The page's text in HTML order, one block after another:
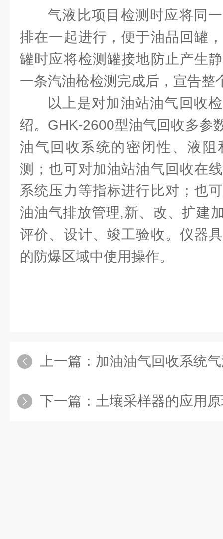
气液比项目检测时应将同
排在一起进行，便于油品回罐
罐时应将检测罐接地防止产生
一条汽油枪检测完成后，宣告整
以上是对加油站油气回收
绍。GHK-2600型油气回收多参
油气回收系统的密闭性、液阻
测；也可对加油站油气回收在
系统压力等指标进行比对；也
油油气排放管理,新、改、扩建
评价、设计、竣工验收。仪器
的防爆区域中使用操作。
上一篇： 加油油气回收系统气液比
下一篇： 土壤采样器的应用